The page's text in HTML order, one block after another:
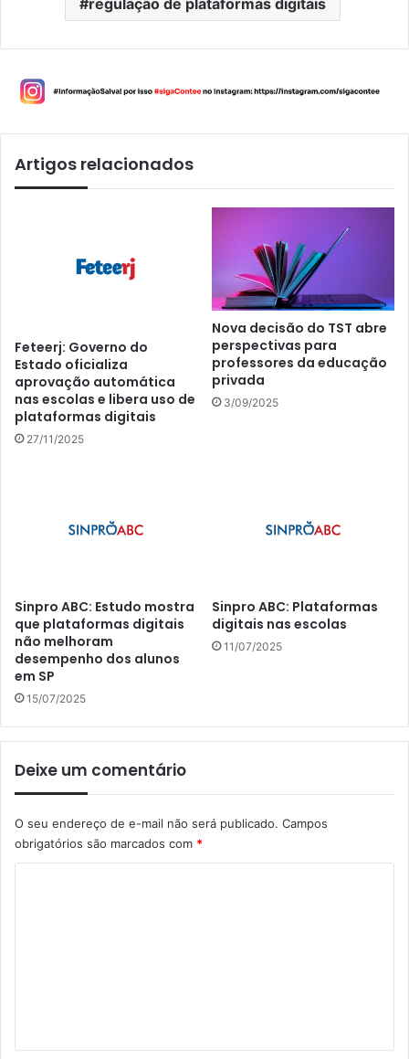
regulação de plataformas digitais
Artigos relacionados
Feteerj: Governo do
Estado oficializa
aprovação automática
nas escolas e libera uso de
plataformas digitais
27/11/2025
Nova decisão do TST abre
perspectivas para
professores da educação
privada
3/09/2025
Sinpro ABC: Estudo mostra
que plataformas digitais
não melhoram
desempenho dos alunos
em SP
15/07/2025
Sinpro ABC: Plataformas
digitais nas escolas
11/07/2025
Deixe um comentário
O seu endereço de e-mail não será publicado. Campos
obrigatórios são marcados com *